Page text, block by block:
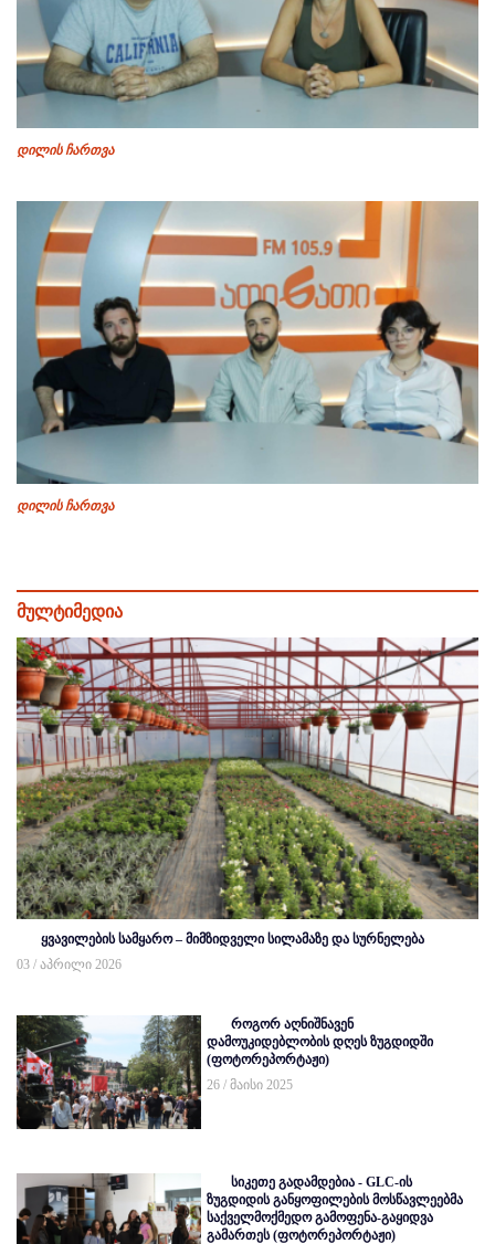
დილის ჩართვა
დილის ჩართვა
მულტიმედია
ყვავილების სამყარო – მიმზიდველი სილამაზე და სურნელება
03 / აპრილი 2026
როგორ აღნიშნავენ
დამოუკიდებლობის დღეს ზუგდიდში
(ფოტორეპორტაჟი)
26 / მაისი 2025
სიკეთე გადამდებია - GLC-ის
ზუგდიდის განყოფილების მოსწავლეებმა
საქველმოქმედო გამოფენა-გაყიდვა
გამართეს (ფოტორეპორტაჟი)